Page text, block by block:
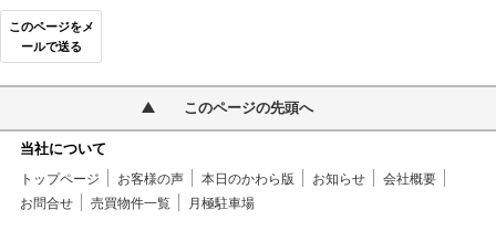
このページをメ
ールで送る
このページの先頭へ
当社について
トップページ お客様の声 本日のかわら版 お知らせ
会社概要
お問合せ
売買物件一覧 月極駐車場